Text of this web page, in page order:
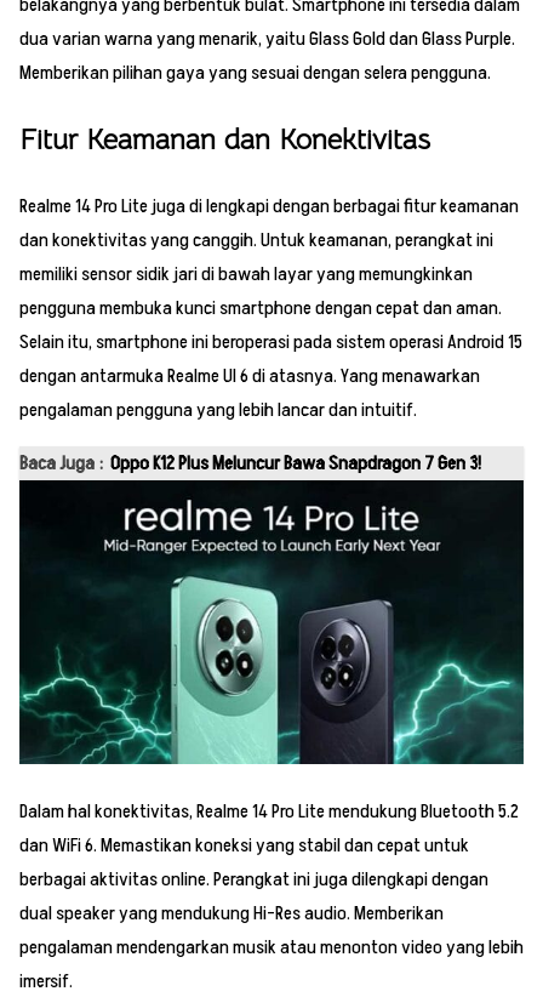
dua varian warna yang menarik, yaitu Glass Gold dan Glass Purple.
Memberikan pilihan gaya yang sesuai dengan selera pengguna.
Fitur Keamanan dan Konektivitas
Realme 14 Pro Lite juga di lengkapi dengan berbagai fitur keamanan
dan konektivitas yang canggih. Untuk keamanan, perangkat ini
memiliki sensor sidik jari di bawah layar yang memungkinkan
pengguna membuka kunci smartphone dengan cepat dan aman.
Selain itu, smartphone ini beroperasi pada sistem operasi Android 15
dengan antarmuka Realme UI 6 di atasnya. Yang menawarkan
pengalaman pengguna yang lebih lancar dan intuitif.
Baca Juga : Oppo K12 Plus Meluncur Bawa Snapdragon 7 Gen 3!
Dalam hal konektivitas, Realme 14 Pro Lite mendukung Bluetooth 5.2
dan WiFi 6. Memastikan koneksi yang stabil dan cepat untuk
berbagai aktivitas online. Perangkat ini juga dilengkapi dengan
dual speaker yang mendukung Hi-Res audio. Memberikan
pengalaman mendengarkan musik atau menonton video yang lebih
imersif.